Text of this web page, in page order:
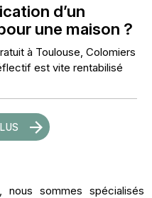
d’un
une maison ?
à Toulouse, Colomiers
est vite rentabilisé
, nous sommes spécialisés